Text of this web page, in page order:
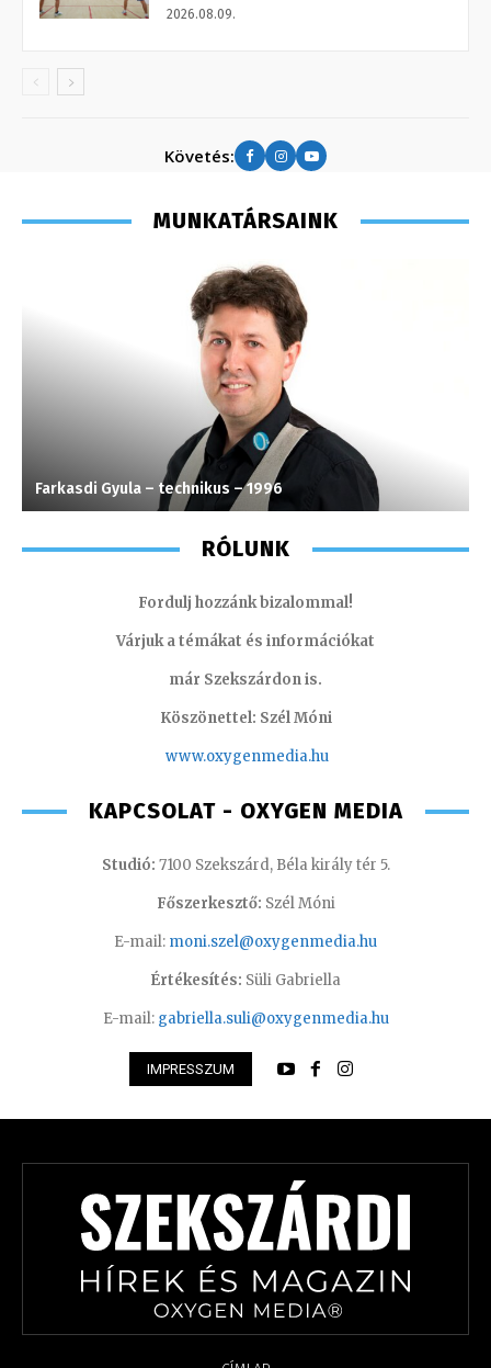
2026.08.09.
Követés:
MUNKATÁRSAINK
Farkasdi Gyula – technikus – 1996
RÓLUNK
Fordulj hozzánk bizalommal!
Várjuk a témákat és információkat
már Szekszárdon is.
Köszönettel: Szél Móni
www.oxygenmedia.hu
KAPCSOLAT - OXYGEN MEDIA
Studió: 7100 Szekszárd, Béla király tér 5.
Főszerkesztő: Szél Móni
E-mail: moni.szel@oxygenmedia.hu
Értékesítés: Süli Gabriella
E-mail: gabriella.suli@oxygenmedia.hu
IMPRESSZUM